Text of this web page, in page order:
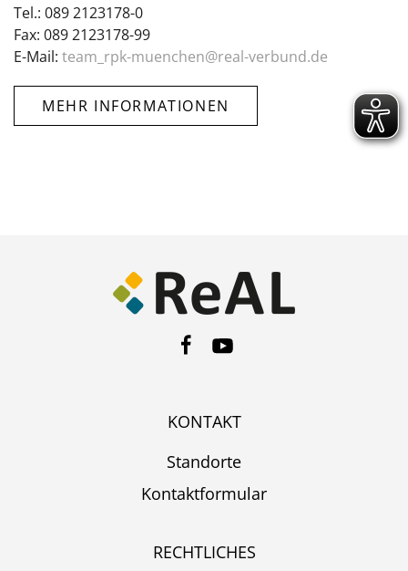
Tel.: 089 2123178-0
Fax: 089 2123178-99
E-Mail: team_rpk-muenchen@real-verbund.de
MEHR INFORMATIONEN
KONTAKT
Standorte
Kontaktformular
RECHTLICHES